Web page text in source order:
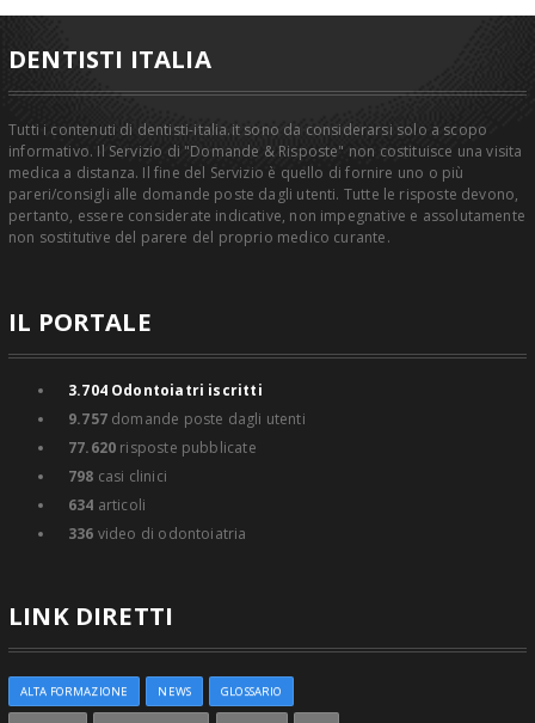
DENTISTI ITALIA
Tutti i contenuti di dentisti-italia.it sono da considerarsi solo a scopo
informativo. Il Servizio di "Domande & Risposte" non costituisce una visita
medica a distanza. Il fine del Servizio è quello di fornire uno o più
pareri/consigli alle domande poste dagli utenti. Tutte le risposte devono,
pertanto, essere considerate indicative, non impegnative e assolutamente
non sostitutive del parere del proprio medico curante.
IL PORTALE
3.704Odontoiatri iscritti
9.757domande poste dagli utenti
77.620 risposte pubblicate
798 casi clinici
634 articoli
336 video di odontoiatria
LINK DIRETTI
ALTA FORMAZIONE NEWS GLOSSARIO